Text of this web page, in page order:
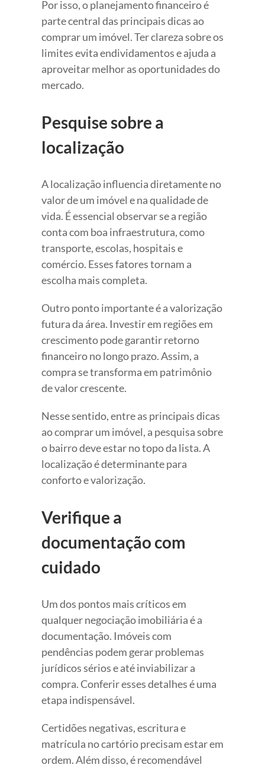
Por isso, o planejamento financeiro é
parte central das principais dicas ao
comprar um imóvel. Ter clareza sobre os
limites evita endividamentos e ajuda a
aproveitar melhor as oportunidades do
mercado.
Pesquise sobre a
localização
A localização influencia diretamente no
valor de um imóvel e na qualidade de
vida. É essencial observar se a região
conta com boa infraestrutura, como
transporte, escolas, hospitais e
comércio. Esses fatores tornam a
escolha mais completa.
Outro ponto importante é a valorização
futura da área. Investir em regiões em
crescimento pode garantir retorno
financeiro no longo prazo. Assim, a
compra se transforma em patrimônio
de valor crescente.
Nesse sentido, entre as principais dicas
ao comprar um imóvel, a pesquisa sobre
o bairro deve estar no topo da lista. A
localização é determinante para
conforto e valorização.
Verifique a
documentação com
cuidado
Um dos pontos mais críticos em
qualquer negociação imobiliária é a
documentação. Imóveis com
pendências podem gerar problemas
jurídicos sérios e até inviabilizar a
compra. Conferir esses detalhes é uma
etapa indispensável.
Certidões negativas, escritura e
matrícula no cartório precisam estar em
ordem. Além disso, é recomendável